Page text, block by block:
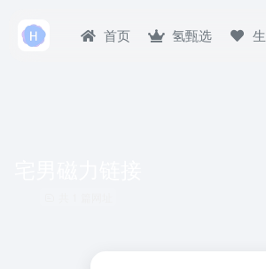
首页 氢甄选